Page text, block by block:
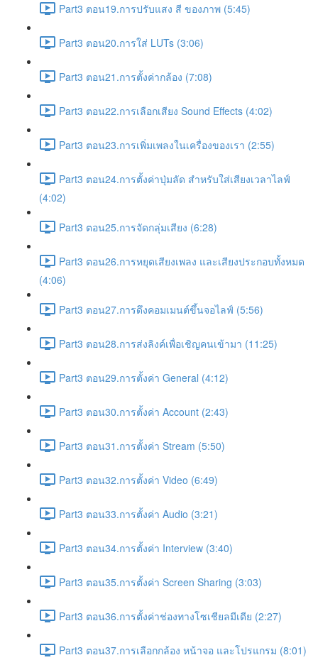
Part3 ตอน19.การปรับแสง สี ของภาพ (5:45)
Part3 ตอน20.การใส่ LUTs (3:06)
Part3 ตอน21.การตั้งค่ากล้อง (7:08)
Part3 ตอน22.การเลือกเสียง Sound Effects (4:02)
Part3 ตอน23.การเพิ่มเพลงในเครื่องของเรา (2:55)
Part3 ตอน24.การตั้งค่าปุ่มลัด สำหรับใส่เสียงเวลาไลฟ์
(4:02)
Part3 ตอน25.การจัดกลุ่มเสียง (6:28)
Part3 ตอน26.การหยุดเสียงเพลง และเสียงประกอบทั้งหมด
(4:06)
Part3 ตอน27.การดึงคอมเมนต์ขึ้นจอไลฟ์ (5:56)
Part3 ตอน28.การส่งลิงค์เพื่อเชิญคนเข้ามา (11:25)
Part3 ตอน29.การตั้งค่า General (4:12)
Part3 ตอน30.การตั้งค่า Account (2:43)
Part3 ตอน31.การตั้งค่า Stream (5:50)
Part3 ตอน32.การตั้งค่า Video (6:49)
Part3 ตอน33.การตั้งค่า Audio (3:21)
Part3 ตอน34.การตั้งค่า Interview (3:40)
Part3 ตอน35.การตั้งค่า Screen Sharing (3:03)
Part3 ตอน36.การตั้งค่าช่องทางโซเชียลมีเดีย (2:27)
Part3 ตอน37.การเลือกกล้อง หน้าจอ และโปรแกรม (8:01)